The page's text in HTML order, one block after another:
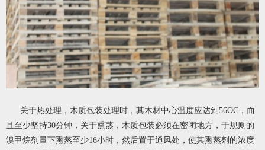
关于热处理，木质包装处理时，其木材中心温度应达到56OC，而
且至少坚持30分钟，关于熏蒸，木质包装必须在密闭地方，于规则的
溴甲烷剂量下熏蒸至少16小时，然后置于通风处，使其熏蒸剂的浓度